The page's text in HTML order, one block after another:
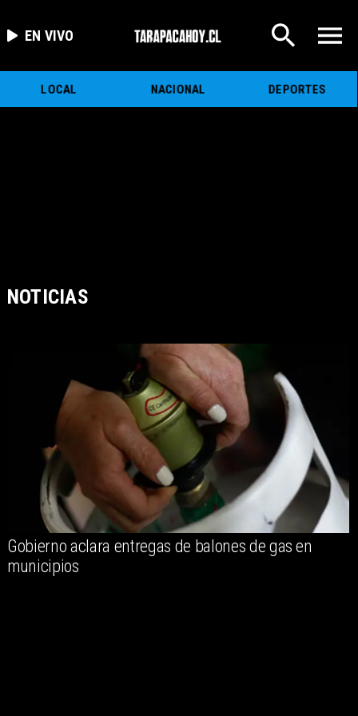
EN VIVO
LOCAL NACIONAL DEPORTES
NOTICIAS
Gobierno aclara entregas de balones de gas en
municipios